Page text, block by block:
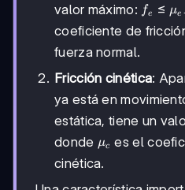
valor máximo: f_e
\leq
\mu_e
fe ≤ μe
coeficiente de
fuerza normal.
Fricción cinética:
ya está en
estática, tiene un
donde \mu_c
μc es el
cinética.